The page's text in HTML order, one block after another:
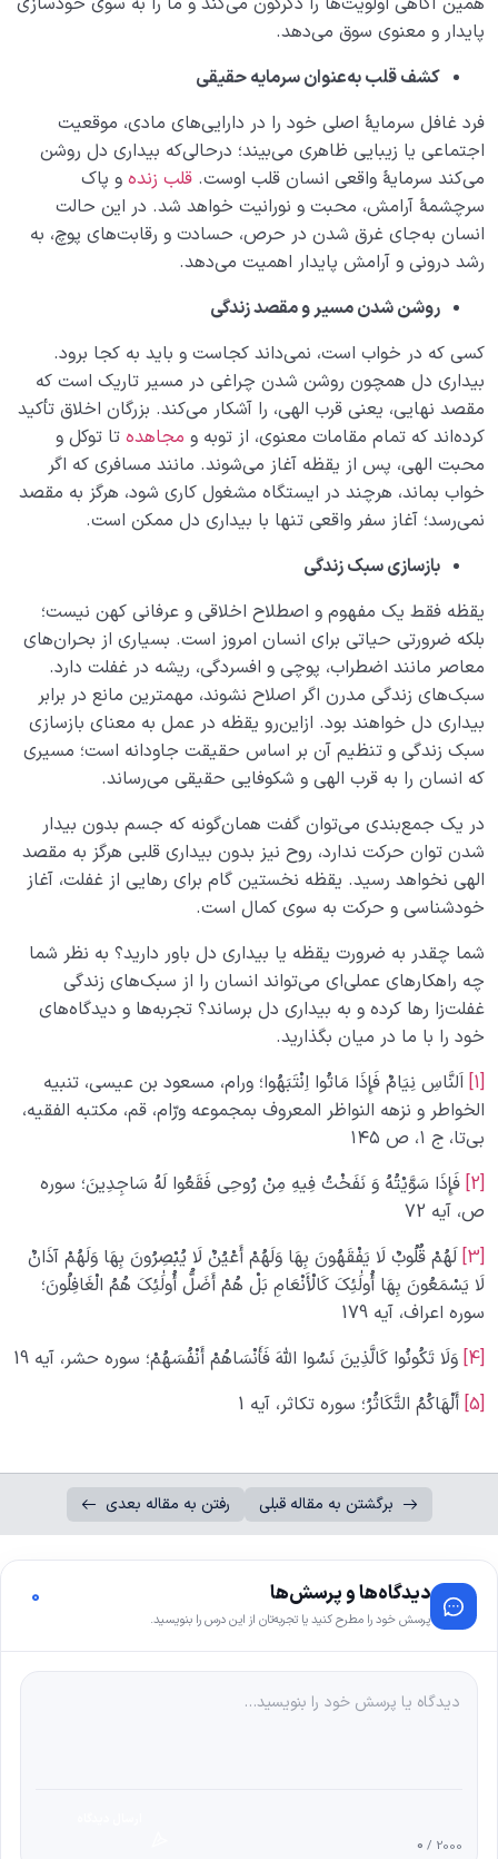
پایدار و معنوی سوق می‌دهد.
کشف قلب به‌عنوان سرمایه حقیقی
فرد غافل سرمایۀ اصلی خود را در دارایی‌های مادی، موقعیت
اجتماعی یا زیبایی ظاهری می‌بیند؛ در‌حالی‌که بیداری دل روشن
می‌کند سرمایۀ واقعی انسان قلب اوست. قلب زنده و پاک
سرچشمۀ آرامش، محبت و نورانیت خواهد شد. در این حالت
انسان به‌جای غرق شدن در حرص، حسادت و رقابت‌های پوچ، به
رشد درونی و آرامش پایدار اهمیت می‌دهد.
روشن شدن مسیر و مقصد زندگی
کسی که در خواب است، نمی‌‌داند کجاست و باید به کجا برود.
بیداری دل همچون روشن شدن چراغی در مسیر تاریک است که
مقصد نهایی، یعنی قرب الهی، را آشکار می‌کند. بزرگان اخلاق تأکید
کرده‌اند که تمام مقامات معنوی، از توبه و مجاهده تا توکل و
محبت الهی، پس از یقظه آغاز می‌شوند. مانند مسافری که اگر
خواب بماند، هرچند در ایستگاه مشغول کاری شود، هرگز به مقصد
نمی‌رسد؛ آغاز سفر واقعی تنها با بیداری دل ممکن است.
بازسازی سبک زندگی
یقظه فقط یک مفهوم و اصطلاح اخلاقی و عرفانی کهن نیست؛
بلکه ضرورتی حیاتی برای انسان امروز است. بسیاری از بحران‌های
معاصر مانند اضطراب، پوچی و افسردگی، ریشه در غفلت دارد.
سبک‌های زندگی مدرن اگر اصلاح نشوند، مهمترین مانع در برابر
بیداری دل خواهند بود. از‌این‌رو یقظه در عمل به معنای بازسازی
سبک زندگی و تنظیم آن بر اساس حقیقت جاودانه است؛ مسیری
که انسان را به قرب الهی و شکوفایی حقیقی می‌رساند.
در یک جمع‌بندی می‌توان گفت همان‌گونه که جسم بدون بیدار
شدن توان حرکت ندارد، روح نیز بدون بیداری قلبی هرگز به مقصد
الهی نخواهد رسید. یقظه نخستین گام برای رهایی از غفلت، آغاز
خودشناسی و حرکت به سوی کمال است.
شما چقدر به ضرورت یقظه یا بیداری دل باور دارید؟ به نظر شما
چه راهکارهای عملی‌ای می‌تواند انسان را از سبک‌های زندگی
غفلت‌زا رها کرده و به بیداری دل برساند؟ تجربه‌ها و دیدگاه‌های
خود را با ما در میان بگذارید.
[1]
اَلنَّاسِ نِیَامٌ فَإِذَا مَاتُوا اِنْتَبَهُوا؛ ورام، مسعود بن عیسی، تنبیه
الخواطر و نزهه النواظر المعروف بمجموعه ورّام، قم، مکتبه الفقیه،
بی‌تا، ج ۱، ص ۱۴۵
[2]
فَإِذَا سَوَّیْتُهُ وَ نَفَخْتُ فِیهِ مِنْ رُوحِی فَقَعُوا لَهُ سَاجِدِینَ؛ سوره
ص، آیه 72
[3]
لَهُمْ قُلُوبٌ لَا یَفْقَهُونَ بِهَا وَلَهُمْ أَعْیُنٌ لَا یُبْصِرُونَ بِهَا وَلَهُمْ آذَانٌ
لَا یَسْمَعُونَ بِهَا أُولَٰئِکَ کَالْأَنْعَامِ بَلْ هُمْ أَضَلُّ أُولَٰئِکَ هُمُ الْغَافِلُونَ؛
سوره اعراف، آیه 179
[4]
وَلَا تَکُونُوا کَالَّذِینَ نَسُوا اللَّهَ فَأَنْسَاهُمْ أَنْفُسَهُمْ؛ سوره حشر، آیه 19
[5]
أَلْهَاکُمُ التَّکَاثُرُ؛ سوره تکاثر، آیه 1
برگشتن به مقاله قبلی رفتن به مقاله بعدی
دیدگاه‌ها و پرسش‌ها
پرسش خود را مطرح کنید یا تجربه‌تان از این درس را بنویسید.
0
0 / 2000